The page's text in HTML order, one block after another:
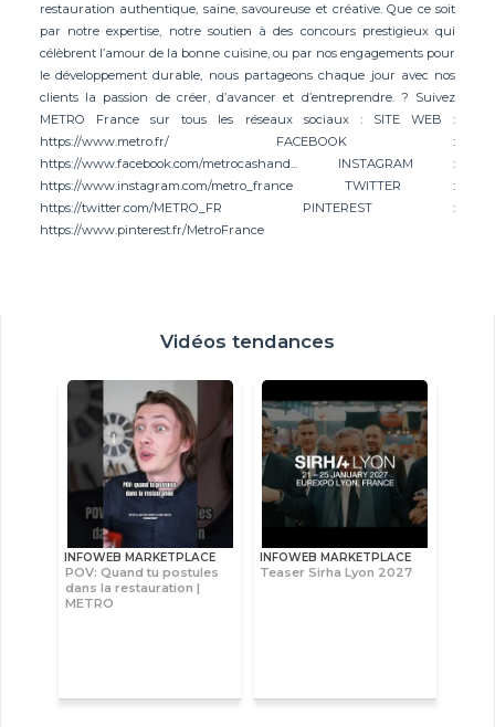
restauration authentique, saine, savoureuse et créative. Que ce soit
par notre expertise, notre soutien à des concours prestigieux qui
célèbrent l’amour de la bonne cuisine, ou par nos engagements pour
le développement durable, nous partageons chaque jour avec nos
clients la passion de créer, d’avancer et d’entreprendre. ? Suivez
METRO France sur tous les réseaux sociaux : SITE WEB :
https://www.metro.fr/ FACEBOOK :
https://www.facebook.com/metrocashand... INSTAGRAM :
https://www.instagram.com/metro_france TWITTER :
https://twitter.com/METRO_FR PINTEREST :
https://www.pinterest.fr/MetroFrance
Vidéos tendances
INFOWEB MARKETPLACE
POV: Quand tu postules
dans la restauration |
METRO
INFOWEB MARKETPLACE
Teaser Sirha Lyon 2027